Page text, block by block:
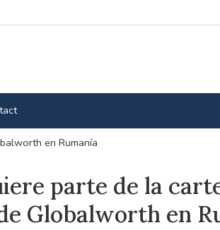
en Rumanía
parte de la
Globalworth en